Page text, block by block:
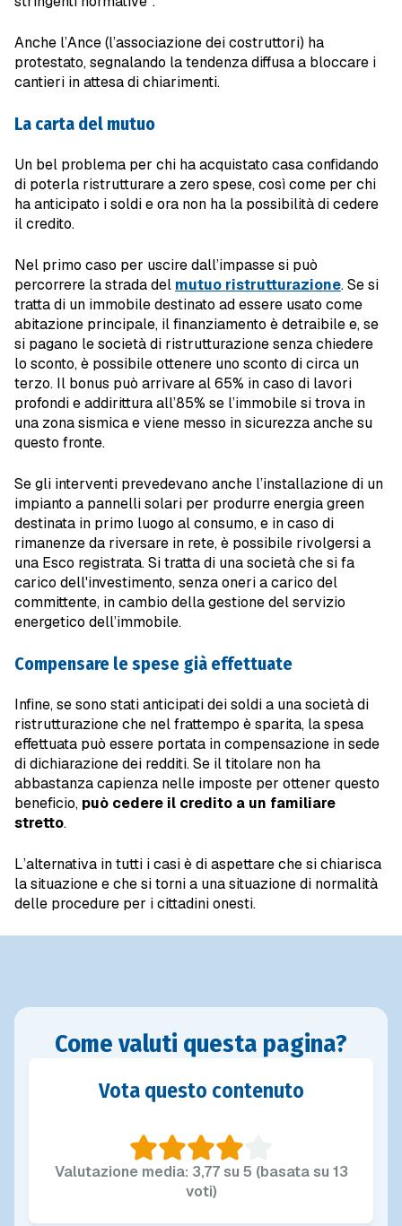
Anche l’Ance (l’associazione dei costruttori) ha
protestato, segnalando la tendenza diffusa a bloccare i
cantieri in attesa di chiarimenti.
La carta del mutuo
Un bel problema per chi ha acquistato casa confidando
di poterla ristrutturare a zero spese, così come per chi
ha anticipato i soldi e ora non ha la possibilità di cedere
il credito.
Nel primo caso per uscire dall’impasse si può
percorrere la strada del mutuo ristrutturazione. Se si
tratta di un immobile destinato ad essere usato come
abitazione principale, il finanziamento è detraibile e, se
si pagano le società di ristrutturazione senza chiedere
lo sconto, è possibile ottenere uno sconto di circa un
terzo. Il bonus può arrivare al 65% in caso di lavori
profondi e addirittura all’85% se l’immobile si trova in
una zona sismica e viene messo in sicurezza anche su
questo fronte.
Se gli interventi prevedevano anche l’installazione di un
impianto a pannelli solari per produrre energia green
destinata in primo luogo al consumo, e in caso di
rimanenze da riversare in rete, è possibile rivolgersi a
una Esco registrata. Si tratta di una società che si fa
carico dell'investimento, senza oneri a carico del
committente, in cambio della gestione del servizio
energetico dell’immobile.
Compensare le spese già effettuate
Infine, se sono stati anticipati dei soldi a una società di
ristrutturazione che nel frattempo è sparita, la spesa
effettuata può essere portata in compensazione in sede
di dichiarazione dei redditi. Se il titolare non ha
abbastanza capienza nelle imposte per ottener questo
beneficio, può cedere il credito a un familiare
stretto.
L’alternativa in tutti i casi è di aspettare che si chiarisca
la situazione e che si torni a una situazione di normalità
delle procedure per i cittadini onesti.
Come valuti questa pagina?
Vota questo contenuto
Valutazione media: 3,77 su 5 (basata su 13
voti)